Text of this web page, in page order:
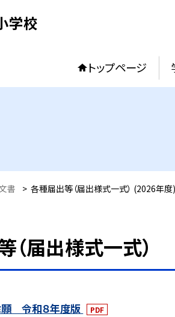
学校
トップページ
書 > 各種届出等（届出様式一式） (2026年度)
（届出様式一式）
令和８年度版
PDF